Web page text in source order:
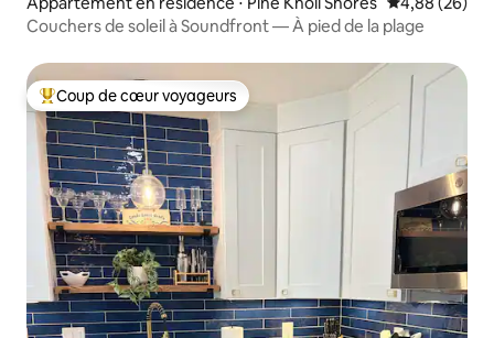
Couchers de soleil à Soundfront — À pied de la plage
Coups de cœur voyageurs les plus appréciés
Coup de cœur voyageurs